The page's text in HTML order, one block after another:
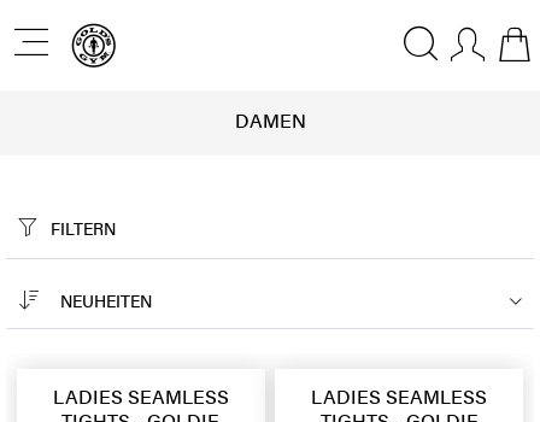
DAMEN
FILTERN
NEUHEITEN
LADIES SEAMLESS
LADIES SEAMLESS